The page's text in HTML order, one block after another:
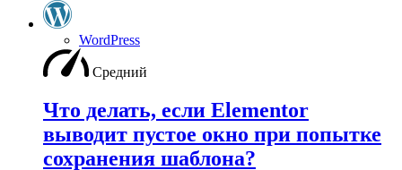
WordPress
Средний
Что делать, если Elementor
выводит пустое окно при попытке
сохранения шаблона?